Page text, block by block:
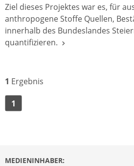
Ziel dieses Projektes war es, für
anthropogene Stoffe Quellen,
innerhalb des Bundeslandes
quantifizieren.
1 Ergebnis
1
MEDIENINHABER: